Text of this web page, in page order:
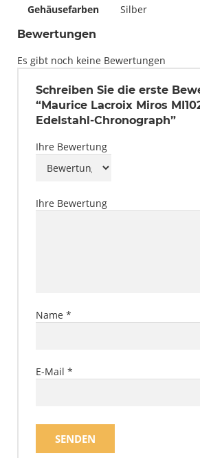
Gehäusefarben
Silber
Bewertungen
Es gibt noch keine Bewertungen
Schreiben Sie die erste
“Maurice Lacroix Miros
Edelstahl-Chronograph”
Ihre Bewertung
Ihre Bewertung
Name *
E-Mail *